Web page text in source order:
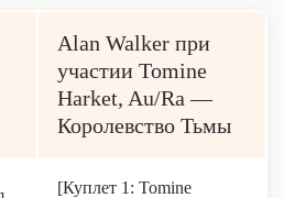
Alan Walker при
участии Tomine
Harket, Au/Ra —
Королевство Тьмы
[Куплет 1: Tomine